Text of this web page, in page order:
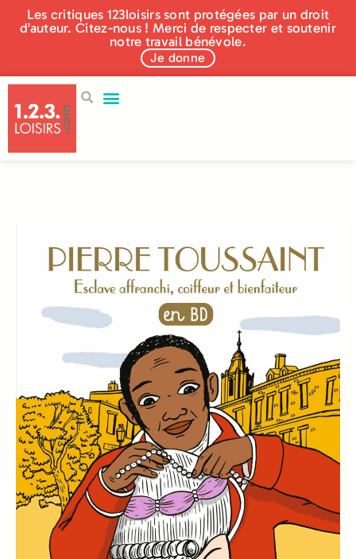
Les critiques 123loisirs sont protégées par un droit
d’auteur. Citez-nous ! Merci de respecter et soutenir
notre travail bénévole.
Je donne